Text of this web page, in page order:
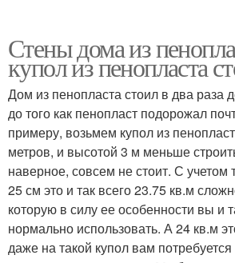
Стены дома из
купол из пенопласта
Дом из пенопласта стоил в два
до того как пенопласт подорожал
примеру, возьмем купол из
метров, и высотой 3 м меньше
наверное, совсем не стоит. С
25 см это и так всего 23.75 кв.м
которую в силу ее особенности вы и
нормально использовать. А 24 кв.м
даже на такой купол вам